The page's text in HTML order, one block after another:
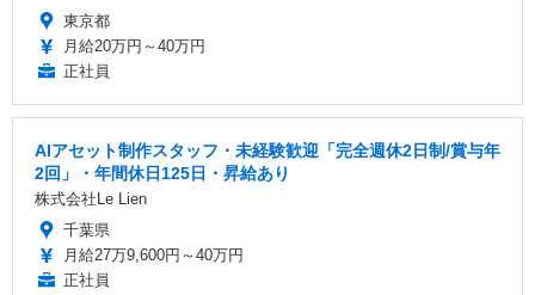
東京都
月給20万円～40万円
正社員
AIアセット制作スタッフ・未経験歓迎「完全週休2日制/賞与年
2回」・年間休日125日・昇給あり
株式会社Le Lien
千葉県
月給27万9,600円～40万円
正社員